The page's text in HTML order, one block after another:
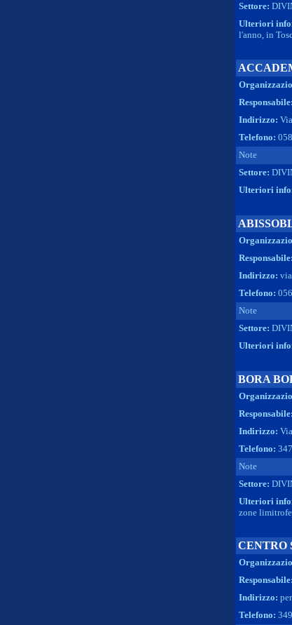
Settore:
Ulteriori
l'anno, in
Responsabile:
Indirizzo:
Telefono:
Note
Settore:
Ulteriori
Responsabile:
Indirizzo:
Telefono:
Note
Settore:
Ulteriori
BORA
Responsabile:
Indirizzo:
Telefono:
Note
Settore:
Ulteriori
zone
CENTRO
Responsabile:
Indirizzo:
Telefono: